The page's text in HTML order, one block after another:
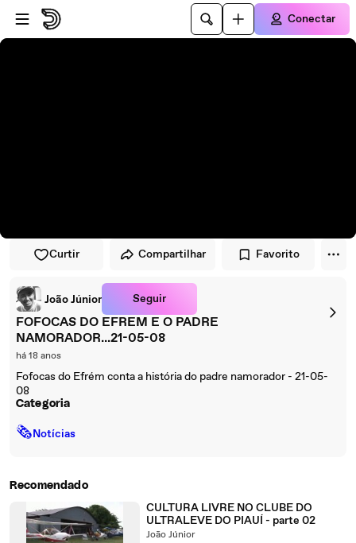
Pular para o player
Ir para o conteúdo principal
Conectar
Curtir Compartilhar Favorito
João Júnior Seguir
FOFOCAS DO EFREM E O PADRE
NAMORADOR...21-05-08
há 18 anos
Fofocas do Efrém conta a história do padre namorador - 21-05-
08
Categoria
🗞Notícias
Recomendado
CULTURA LIVRE NO CLUBE DO
ULTRALEVE DO PIAUÍ - parte 02
João Júnior